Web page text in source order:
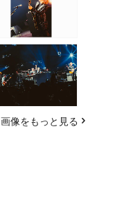
画像をもっと見る